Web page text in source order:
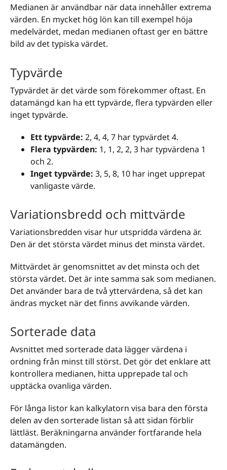
Medianen är användbar när data innehåller extrema
värden. En mycket hög lön kan till exempel höja
medelvärdet, medan medianen oftast ger en bättre
bild av det typiska värdet.
Typvärde
Typvärdet är det värde som förekommer oftast. En
datamängd kan ha ett typvärde, flera typvärden eller
inget typvärde.
Ett typvärde: 2, 4, 4, 7 har typvärdet 4.
Flera typvärden: 1, 1, 2, 2, 3 har typvärdena 1
och 2.
Inget typvärde: 3, 5, 8, 10 har inget upprepat
vanligaste värde.
Variationsbredd och mittvärde
Variationsbredden visar hur utspridda värdena är.
Den är det största värdet minus det minsta värdet.
Mittvärdet är genomsnittet av det minsta och det
största värdet. Det är inte samma sak som medianen.
Det använder bara de två yttervärdena, så det kan
ändras mycket när det finns avvikande värden.
Sorterade data
Avsnittet med sorterade data lägger värdena i
ordning från minst till störst. Det gör det enklare att
kontrollera medianen, hitta upprepade tal och
upptäcka ovanliga värden.
För långa listor kan kalkylatorn visa bara den första
delen av den sorterade listan så att sidan förblir
lättläst. Beräkningarna använder fortfarande hela
datamängden.